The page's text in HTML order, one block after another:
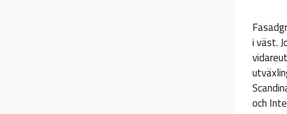
i väst.
och